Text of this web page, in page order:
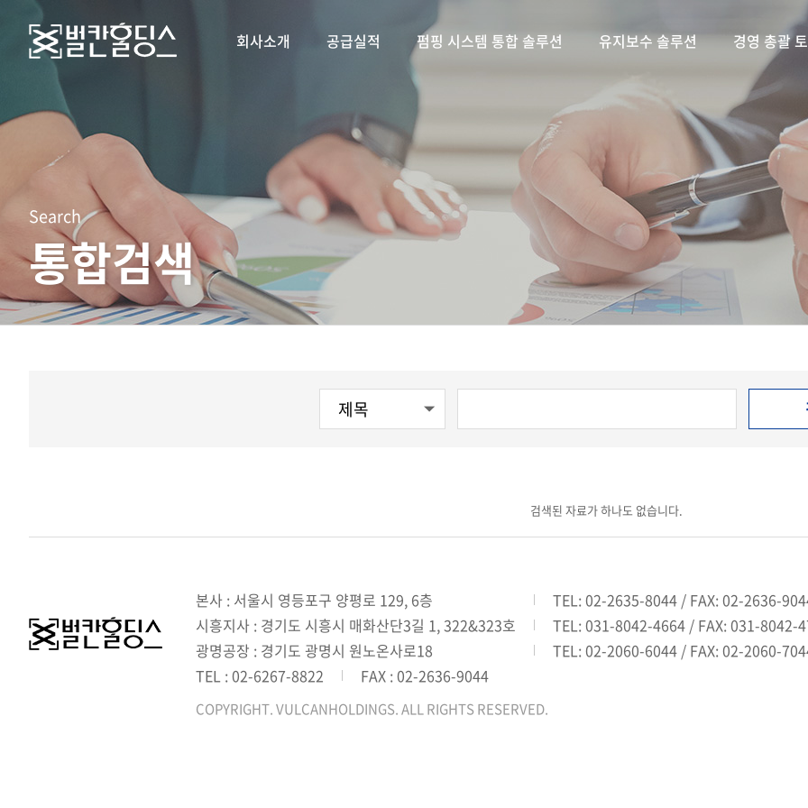
회사소개 공급실적 펌핑 시스템 통합 솔루션 유지보수 솔루션 경영 총괄
Search
통합검색
검색된 자료가 하나도 없습니다.
본사 : 서울시 영등포구 양평로 129, 6층
TEL: 02-2635-8044 / FAX: 02-2636-
시흥지사 : 경기도 시흥시 매화산단3길 1, 322&323호
TEL: 031-8042-4664 / FAX: 031-8042-
광명공장 : 경기도 광명시 원노온사로18
TEL: 02-2060-6044 / FAX: 02-2060-
TEL : 02-6267-8822
FAX : 02-2636-9044
COPYRIGHT. VULCANHOLDINGS. ALL RIGHTS RESERVED.